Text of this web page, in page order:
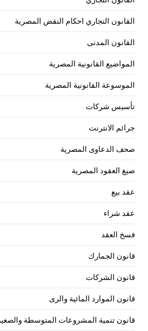
القانون التجاري احكام النقض المصرية
القانون المدنى
المواضيع القانونية المصرية
الموسوعة القانونية المصرية
تأسيس شركات
جرائم الانترنت
صحف الدعاوى المصرية
صيغ العقود المصرية
عقد بيع
عقد شراء
فسخ العقد
قانون الجمارك
قانون الشركات
قانون الموارد المائية والرى
قانون تنمية المشروعات المتوسطة